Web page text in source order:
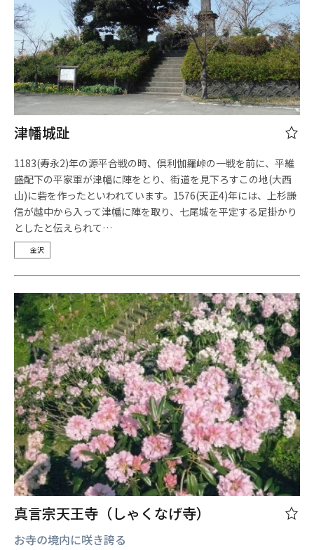
津幡城趾
1183(寿永2)年の源平合戦の時、倶利伽羅峠の一戦を前に、平維
盛配下の平家軍が津幡に陣をとり、街道を見下ろすこの地(大西
山)に砦を作ったといわれています。1576(天正4)年には、上杉謙
信が越中から入って津幡に陣を取り、七尾城を平定する足掛かり
としたと伝えられて…
金沢
真言宗天王寺（しゃくなげ寺）
お寺の境内に咲き誇る